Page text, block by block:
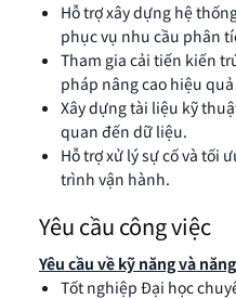
Hỗ trợ xây dựng hệ
phục vụ nhu cầu phân
Tham gia cải tiến kiến
pháp nâng cao hiệu
Xây dựng tài liệu kỹ
quan đến dữ liệu.
Hỗ trợ xử lý sự cố và tối
trình vận hành.
Yêu cầu công việc
Yêu cầu về kỹ năng và
Tốt nghiệp Đại học